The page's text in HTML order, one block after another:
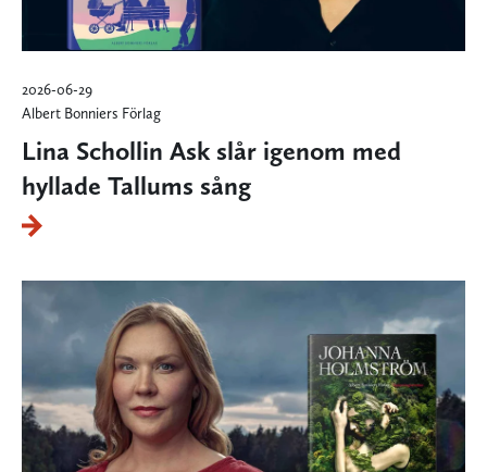
2026-06-29
Albert Bonniers Förlag
Lina Schollin Ask slår igenom med
hyllade Tallums sång